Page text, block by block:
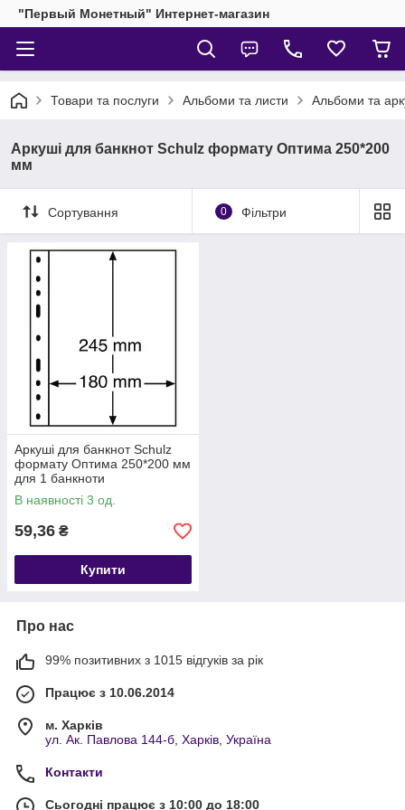
"Первый Монетный" Интернет-магазин
Товари та послуги Альбоми та листи Альбоми та
Аркуші для банкнот Schulz формату Оптима 250*200
мм
Сортування 0 Фільтри
Аркуші для банкнот Schulz
формату Оптима 250*200 мм
для 1 банкноти
В наявності 3 од.
59,36 ₴
Купити
Про нас
99% позитивних з 1015 відгуків за рік
Працює з 10.06.2014
м. Харків
ул. Ак. Павлова 144-б, Харків, Україна
Контакти
Сьогодні працює з 10:00 до 18:00